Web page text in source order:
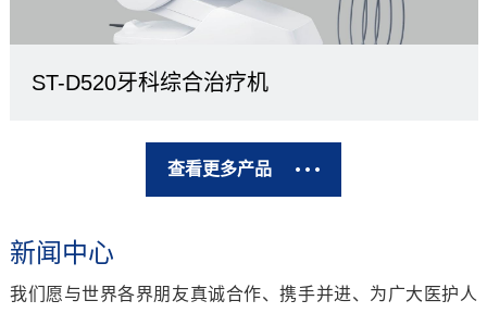
查看更多产品
ST-D520牙科综合治疗机
新闻中心
我们愿与世界各界朋友真诚合作、携手并进、为广大医护人